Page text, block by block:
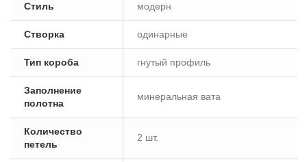
Стиль модерн
Створка одинарные
Тип короба гнутый профиль
Заполнение
полотна
минеральная вата
Количество
петель
2 шт.